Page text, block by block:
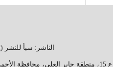
الناشر: سبأ للنشر (Saba Publishing)